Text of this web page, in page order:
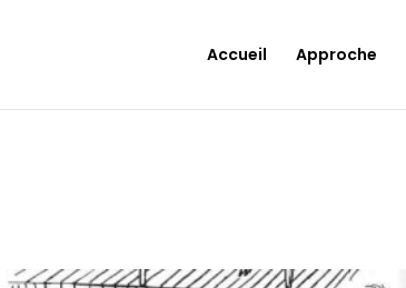
Accueil Approche